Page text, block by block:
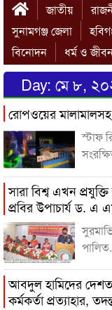
জাতীয়
সুনামগঞ্জ জেলা
বিনোদন
ধর্ম ও
Day: মে ৮,
রোপওয়ের
স্টাফ
সারা বিশ্ব এখন
প্রবির উপাচার্য ড. এ
আবদুল হামিদের
কর্মকর্তা প্রত্যাহার,